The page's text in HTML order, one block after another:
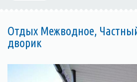
Отдых Межводное,
дворик